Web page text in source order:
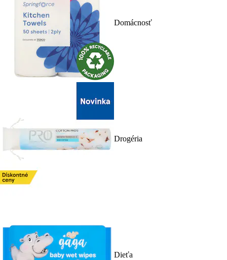
Domácnosť
Drogéria
Dieťa